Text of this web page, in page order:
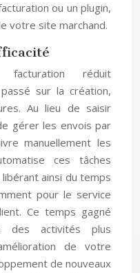
ou un plugin,
votre site marchand.
facturation réduit
sur la création,
Au lieu de saisir
gérer les envois par
manuellement les
ces tâches
ainsi du temps
pour le service
Ce temps gagné
des activités plus
de votre
de nouveaux